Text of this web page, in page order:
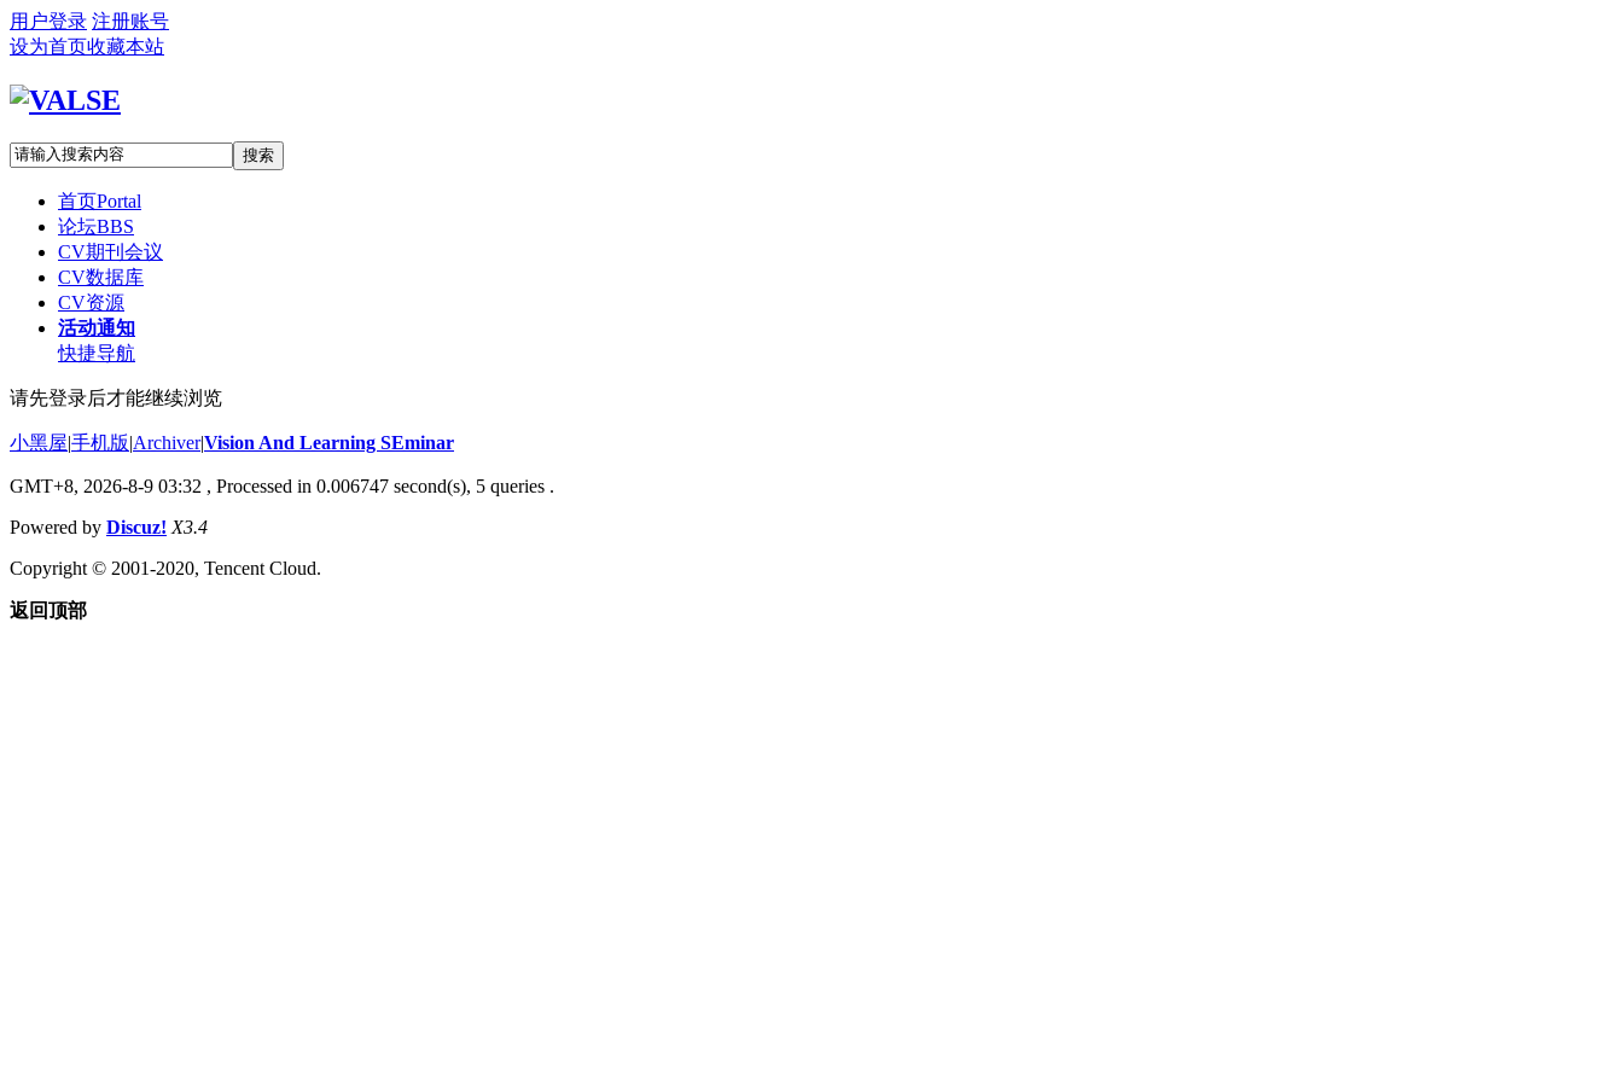
用户登录 注册账号
设为首页收藏本站
搜索
首页Portal
论坛BBS
CV期刊会议
CV数据库
CV资源
活动通知
快捷导航
请先登录后才能继续浏览
小黑屋|手机版|Archiver|Vision And Learning SEminar
GMT+8, 2026-8-9 03:32 , Processed in 0.006747 second(s), 5 queries .
Powered by Discuz! X3.4
Copyright © 2001-2020, Tencent Cloud.
返回顶部